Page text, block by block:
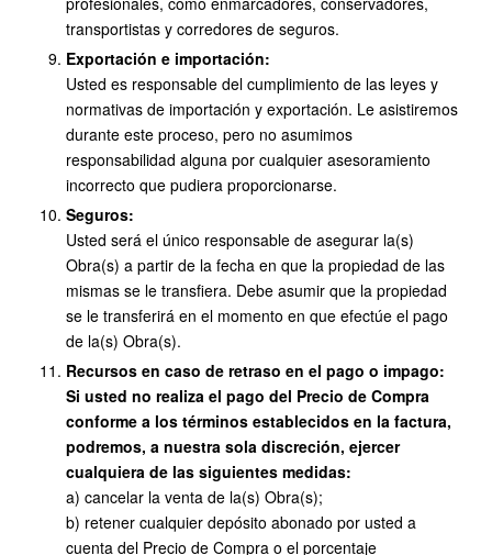
transportistas y corredores de seguros.
Exportación e importación:
Usted es responsable del cumplimiento de las leyes y
normativas de importación y exportación. Le asistiremos
durante este proceso, pero no asumimos
responsabilidad alguna por cualquier asesoramiento
incorrecto que pudiera proporcionarse.
Seguros:
Usted será el único responsable de asegurar la(s)
Obra(s) a partir de la fecha en que la propiedad de las
mismas se le transfiera. Debe asumir que la propiedad
se le transferirá en el momento en que efectúe el pago
de la(s) Obra(s).
Recursos en caso de retraso en el pago o impago:
Si usted no realiza el pago del Precio de Compra
conforme a los términos establecidos en la factura,
podremos, a nuestra sola discreción, ejercer
cualquiera de las siguientes medidas:
a) cancelar la venta de la(s) Obra(s);
b) retener cualquier depósito abonado por usted a
cuenta del Precio de Compra o el porcentaje